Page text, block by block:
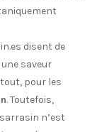
disent de
saveur
pour les
. Toutefois,
n’est